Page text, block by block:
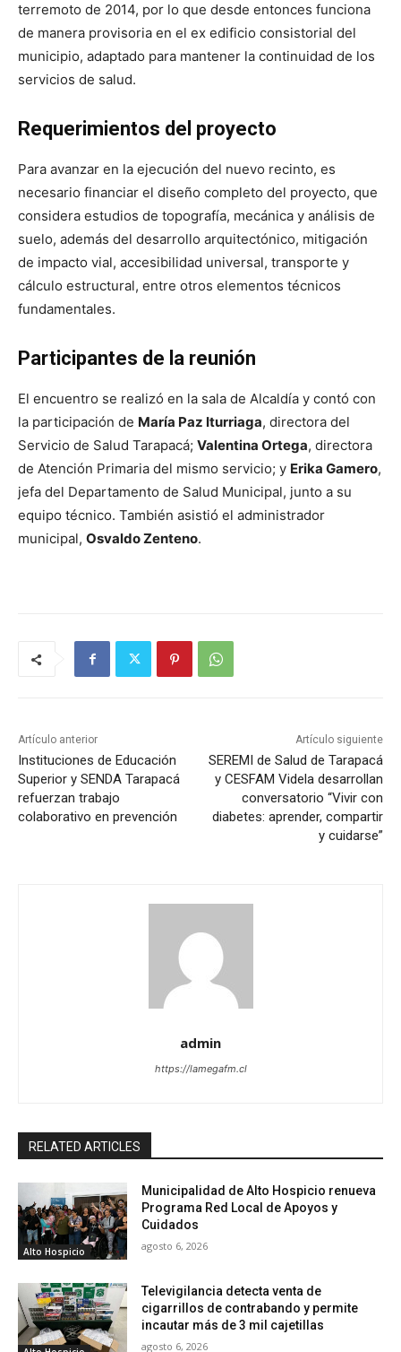
terremoto de 2014, por lo que desde entonces funciona
de manera provisoria en el ex edificio consistorial del
municipio, adaptado para mantener la continuidad de los
servicios de salud.
Requerimientos del proyecto
Para avanzar en la ejecución del nuevo recinto, es
necesario financiar el diseño completo del proyecto, que
considera estudios de topografía, mecánica y análisis de
suelo, además del desarrollo arquitectónico, mitigación
de impacto vial, accesibilidad universal, transporte y
cálculo estructural, entre otros elementos técnicos
fundamentales.
Participantes de la reunión
El encuentro se realizó en la sala de Alcaldía y contó con
la participación de María Paz Iturriaga, directora del
Servicio de Salud Tarapacá; Valentina Ortega, directora
de Atención Primaria del mismo servicio; y Erika Gamero,
jefa del Departamento de Salud Municipal, junto a su
equipo técnico. También asistió el administrador
municipal, Osvaldo Zenteno.
Artículo anterior
Instituciones de Educación
Superior y SENDA Tarapacá
refuerzan trabajo
colaborativo en prevención
Artículo siguiente
SEREMI de Salud de Tarapacá
y CESFAM Videla desarrollan
conversatorio “Vivir con
diabetes: aprender, compartir
y cuidarse”
admin
https://lamegafm.cl
RELATED ARTICLES
Alto Hospicio
Municipalidad de Alto Hospicio renueva
Programa Red Local de Apoyos y
Cuidados
agosto 6, 2026
Televigilancia detecta venta de
cigarrillos de contrabando y permite
incautar más de 3 mil cajetillas
agosto 6, 2026